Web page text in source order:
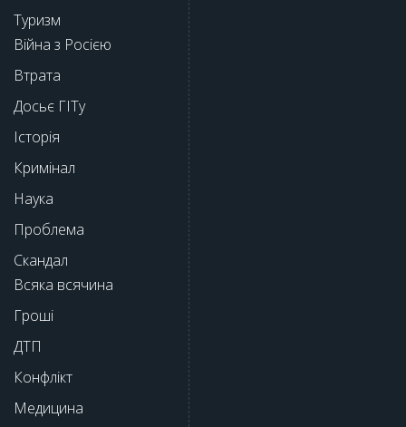
Туризм
Війна з Росією
Втрата
Досьє ГІТу
Історія
Кримінал
Наука
Проблема
Скандал
Всяка всячина
Гроші
ДТП
Конфлікт
Медицина